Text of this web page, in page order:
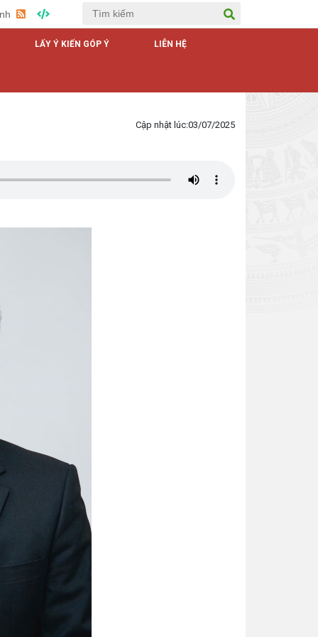
LẤY Ý KIẾN GÓP Ý LIÊN HỆ
Cập nhật lúc:03/07/2025